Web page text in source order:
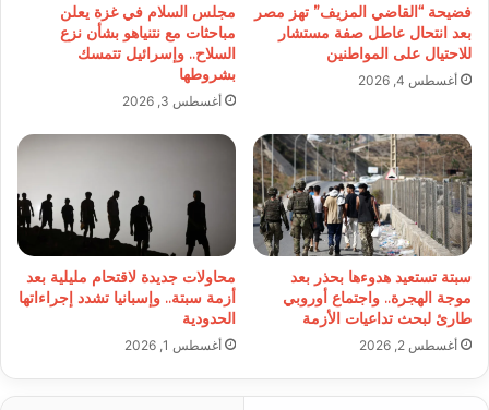
فضيحة “القاضي المزيف” تهز مصر
بعد انتحال عاطل صفة مستشار
للاحتيال على المواطنين
أغسطس 4, 2026
مجلس السلام في غزة يعلن
مباحثات مع نتنياهو بشأن نزع
السلاح.. وإسرائيل تتمسك
بشروطها
أغسطس 3, 2026
سبتة تستعيد هدوءها بحذر بعد
موجة الهجرة.. واجتماع أوروبي
طارئ لبحث تداعيات الأزمة
أغسطس 2, 2026
محاولات جديدة لاقتحام مليلية بعد
أزمة سبتة.. وإسبانيا تشدد إجراءاتها
الحدودية
أغسطس 1, 2026